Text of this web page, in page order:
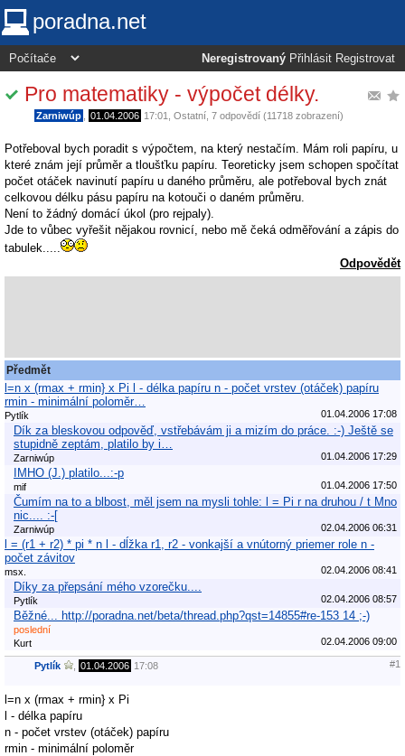
poradna.net
Neregistrovaný Přihlásit Registrovat
Pro matematiky - výpočet délky.
Zarniwúp 01.04.2006 17:01 Ostatní , 7 odpovědí (11718 zobrazení)
Potřeboval bych poradit s výpočtem, na který nestačím. Mám roli papíru, u
které znám její průměr a tloušťku papíru. Teoreticky jsem schopen spočítat
počet otáček navinutí papíru u daného průměru, ale potřeboval bych znát
celkovou délku pásu papíru na kotouči o daném průměru.
Není to žádný domácí úkol (pro rejpaly).
Jde to vůbec vyřešit nějakou rovnicí, nebo mě čeká odměřování a zápis do
tabulek.....
Odpovědět
Předmět
l=n x (rmax + rmin} x Pi l - délka papíru n - počet vrstev (otáček) papíru
rmin - minimální poloměr…
Pytlík 01.04.2006 17:08
Dík za bleskovou odpověď, vstřebávám ji a mizím do práce. :-) Ještě se
stupidně zeptám, platilo by i…
Zarniwúp 01.04.2006 17:29
IMHO (J.) platilo...:-p
mif 01.04.2006 17:50
Čumím na to a blbost, měl jsem na mysli tohle: l = Pi r na druhou / t Mno
nic.... :-[
Zarniwúp 02.04.2006 06:31
l = (r1 + r2) * pi * n l - dĺžka r1, r2 - vonkajší a vnútorný priemer role n -
počet závitov
msx. 02.04.2006 08:41
Díky za přepsání mého vzorečku....
Pytlík 02.04.2006 08:57
Běžné... http://poradna.net/beta/thread.php?qst=14855#re-153 14 ;-)
poslední
Kurt
02.04.2006 09:00
Pytlík 01.04.2006 17:08 #1
l=n x (rmax + rmin} x Pi
l - délka papíru
n - počet vrstev (otáček) papíru
rmin - minimální poloměr